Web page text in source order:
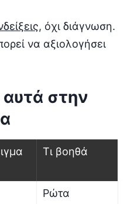
, όχι διάγνωση.
να αξιολογήσει
στην
Τι βοηθά
Ρώτα